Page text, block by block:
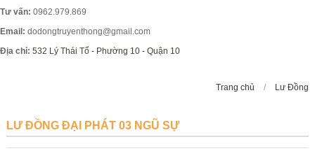
Tư vấn: 0962.979.869
Email: dodongtruyenthong@gmail.com
Địa chỉ: 532 Lý Thái Tổ - Phường 10 - Quận 10
Trang chủ / Lư Đồng
LƯ ĐỒNG ĐẠI PHÁT 03 NGŨ SỰ